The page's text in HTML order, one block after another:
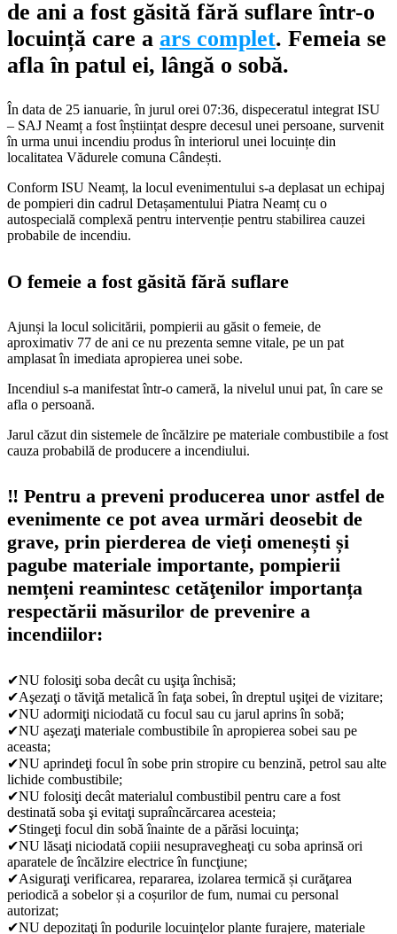
de ani a fost găsită fără suflare într-o
locuință care a ars complet. Femeia se
afla în patul ei, lângă o sobă.
În data de 25 ianuarie, în jurul orei 07:36, dispeceratul integrat ISU
– SAJ Neamț a fost înștiințat despre decesul unei persoane, survenit
în urma unui incendiu produs în interiorul unei locuințe din
localitatea Vădurele comuna Cândești.
Conform ISU Neamț, la locul evenimentului s-a deplasat un echipaj
de pompieri din cadrul Detașamentului Piatra Neamț cu o
autospecială complexă pentru intervenție pentru stabilirea cauzei
probabile de incendiu.
O femeie a fost găsită fără suflare
Ajunși la locul solicitării, pompierii au găsit o femeie, de
aproximativ 77 de ani ce nu prezenta semne vitale, pe un pat
amplasat în imediata apropierea unei sobe.
Incendiul s-a manifestat într-o cameră, la nivelul unui pat, în care se
afla o persoană.
Jarul căzut din sistemele de încălzire pe materiale combustibile a fost
cauza probabilă de producere a incendiului.
‼️ Pentru a preveni producerea unor astfel de
evenimente ce pot avea urmări deosebit de
grave, prin pierderea de vieți omenești și
pagube materiale importante, pompierii
nemțeni reamintesc cetăţenilor importanța
respectării măsurilor de prevenire a
incendiilor:
✔NU folosiţi soba decât cu uşiţa închisă;
✔Aşezaţi o tăviţă metalică în faţa sobei, în dreptul uşiţei de vizitare;
✔NU adormiţi niciodată cu focul sau cu jarul aprins în sobă;
✔NU aşezaţi materiale combustibile în apropierea sobei sau pe
aceasta;
✔NU aprindeţi focul în sobe prin stropire cu benzină, petrol sau alte
lichide combustibile;
✔NU folosiţi decât materialul combustibil pentru care a fost
destinată soba şi evitaţi supraîncărcarea acesteia;
✔Stingeţi focul din sobă înainte de a părăsi locuinţa;
✔NU lăsaţi niciodată copiii nesupravegheaţi cu soba aprinsă ori
aparatele de încălzire electrice în funcţiune;
✔Asiguraţi verificarea, repararea, izolarea termică și curăţarea
periodică a sobelor și a coșurilor de fum, numai cu personal
autorizat;
✔NU depozitaţi în podurile locuinţelor plante furajere, materiale